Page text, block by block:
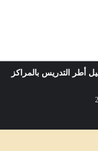
أطر التدريس بالمراكز